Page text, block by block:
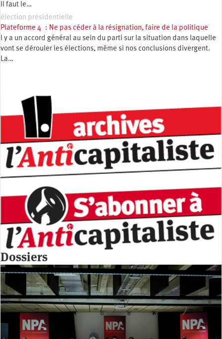
Il faut le…
élection présidentielle
Plateforme 4 : Ne pas céder à la résignation, faire de la politique
l y a un accord général au sein du parti sur la situation dans laquelle
vont se dérouler les élections, même si nos conclusions divergent.
La…
Dossiers